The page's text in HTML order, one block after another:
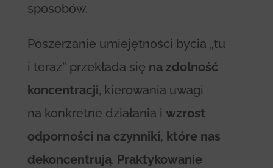
sposobów.
Poszerzanie umiejętności bycia „tu
i teraz” przekłada się na zdolność
koncentracji, kierowania uwagi
na konkretne działania i wzrost
odporności na czynniki, które nas
dekoncentrują. Praktykowanie